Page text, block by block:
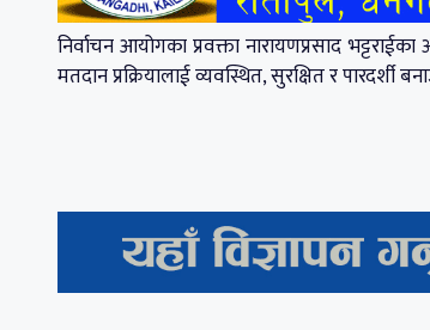
निर्वाचन आयोगका प्रवक्ता नारायणप्रसाद
मतदान प्रक्रियालाई व्यवस्थित, सुरक्षित र पारदर्शी